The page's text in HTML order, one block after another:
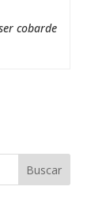
cobarde